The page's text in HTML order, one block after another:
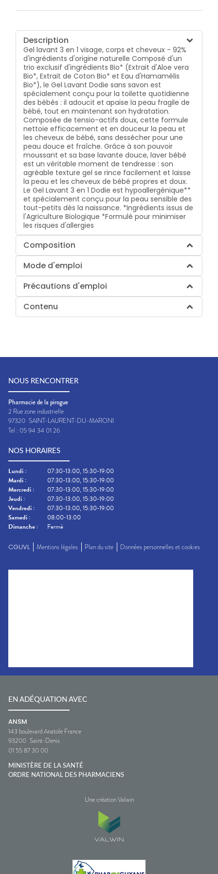
Description
Gel lavant 3 en 1 visage, corps et cheveux - 92%
d'ingrédients d'origine naturelle Composé d'un
trio exclusif d'ingrédients Bio* (Extrait d'Aloe vera
Bio*, Extrait de Coton Bio* et Eau d'Hamamélis
Bio*), le Gel Lavant Dodie sans savon est
spécialement conçu pour la toilette quotidienne
des bébés : il adoucit et apaise la peau fragile de
bébé, tout en maintenant son hydratation.
Composée de tensio-actifs doux, cette formule
nettoie efficacement et en douceur la peau et
les cheveux de bébé, sans dessécher pour une
peau douce et fraîche. Grâce à son pouvoir
moussant et sa base lavante douce, laver bébé
est un véritable moment de tendresse : son
agréable texture gel se rince facilement et laisse
la peau et les cheveux de bébé propres et doux.
Le Gel Lavant 3 en 1 Dodie est hypoallergénique**
et spécialement conçu pour la peau sensible des
tout-petits dès la naissance. *Ingrédients issus de
l'Agriculture Biologique *Formulé pour minimiser
les risques d'allergies
Composition
Mode d'emploi
Précautions d'emploi
Contenu
NOUS RENCONTRER
Pharmacie de la pirogue
2 Rue zone industrielle
97320 SAINT-LAURENT-DU-MARONI
Tel : 05 94 34 01 26
NOS HORAIRES
Lundi :
07:30-13:00, 15:30-19:00
Mardi :
07:30-13:00, 15:30-19:00
Mercredi :
07:30-13:00, 15:30-19:00
Jeudi :
07:30-13:00, 15:30-19:00
Vendredi :
07:30-13:00, 15:30-19:00
Samedi :
08:00-13:00
Dimanche : Fermé
CGUVL Mentions légales Plan du site Données personnelles et cookies
EN ADÉQUATION AVEC
ANSM
143 boulevard Anatole France
93200 Saint-Denis
01 55 87 30 00
MINISTÈRE DE LA SANTÉ
ORDRE NATIONAL DES PHARMACIENS
Une création Valwin